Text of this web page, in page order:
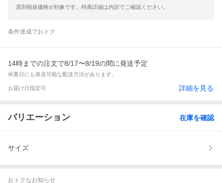
原則税抜価格が対象です。特典詳細は内訳でご確認ください。
条件達成でおトク
14時までの注文で8/17〜8/19の間に発送予定
休業日にも発送可能な配送方法があります。
お届け日指定可 詳細を見る
バリエーション 在庫を確認
サイズ
おトクなお知らせ